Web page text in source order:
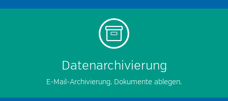
Datenarchivierung
E-Mail-Archivierung. Dokumente ablegen.